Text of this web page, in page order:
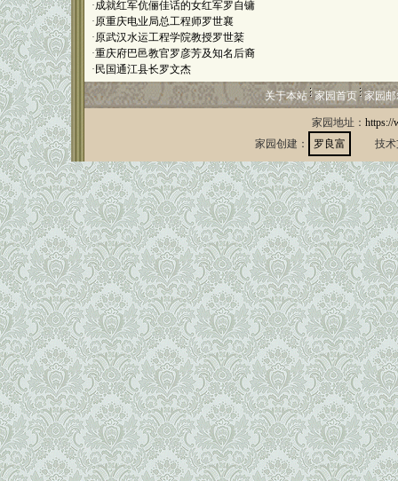
·成就红军伉俪佳话的女红军罗自镛
·原重庆电业局总工程师罗世襄
·原武汉水运工程学院教授罗世棻
·重庆府巴邑教官罗彦芳及知名后裔
· 民国通江县长罗文杰
关于本站 家园首页 家园
家园地址： https://
家园创建：
罗良富 技术